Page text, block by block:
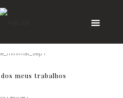
meus trabalhos